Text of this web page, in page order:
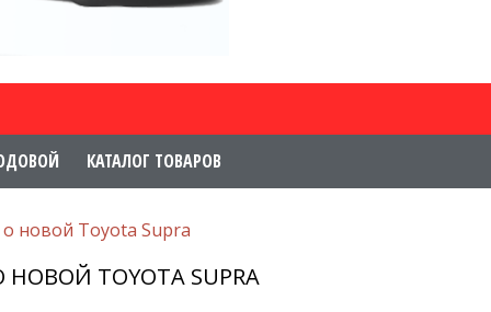
КАТАЛОГ ТОВАРОВ
новой Toyota Supra
TOYOTA SUPRA